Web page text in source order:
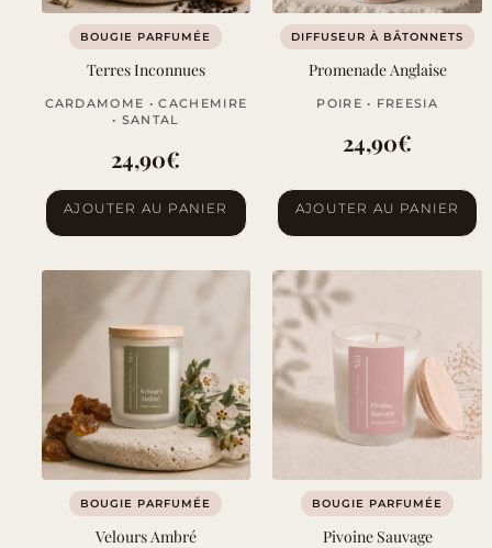
BOUGIE PARFUMÉE
Terres Inconnues
CARDAMOME • CACHEMIRE
• SANTAL
24,90€
AJOUTER AU PANIER
DIFFUSEUR À BÂTONNETS
Promenade Anglaise
POIRE • FREESIA
24,90€
AJOUTER AU PANIER
BOUGIE PARFUMÉE
Velours Ambré
BOUGIE PARFUMÉE
Pivoine Sauvage